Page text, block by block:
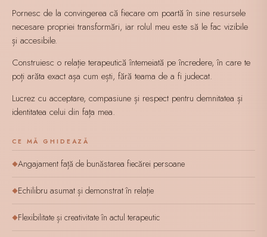
Pornesc de la convingerea că fiecare om poartă în sine resursele
necesare propriei transformări, iar rolul meu este să le fac vizibile
și accesibile.
Construiesc o relație terapeutică întemeiată pe încredere, în care te
poți arăta exact așa cum ești, fără teama de a fi judecat.
Lucrez cu acceptare, compasiune și respect pentru demnitatea și
identitatea celui din fața mea.
CE MĂ GHIDEAZĂ
◆Angajament față de bunăstarea fiecărei persoane
◆Echilibru asumat și demonstrat în relație
◆Flexibilitate și creativitate în actul terapeutic